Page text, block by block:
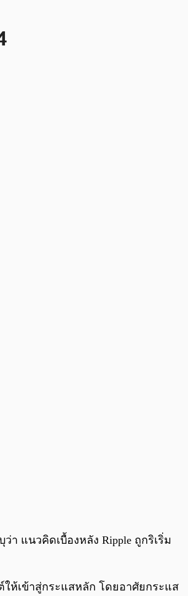
า แนวคิดเบื้องหลัง Ripple ถูกริเริ่ม
ต์ให้เข้าสู่กระแสหลัก โดยอาศัยกระแส